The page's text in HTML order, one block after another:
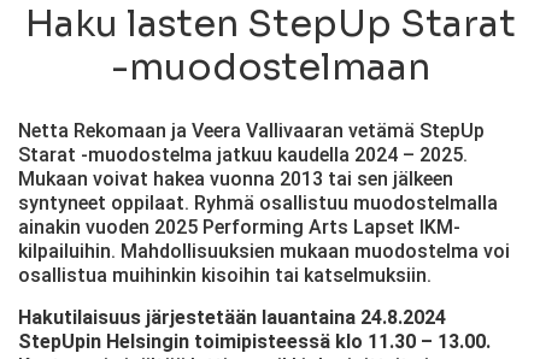
Haku lasten StepUp Starat
-muodostelmaan
Netta Rekomaan ja Veera Vallivaaran vetämä StepUp
Starat -muodostelma jatkuu kaudella 2024 – 2025.
Mukaan voivat hakea vuonna 2013 tai sen jälkeen
syntyneet oppilaat. Ryhmä osallistuu muodostelmalla
ainakin vuoden 2025 Performing Arts Lapset IKM-
kilpailuihin. Mahdollisuuksien mukaan muodostelma voi
osallistua muihinkin kisoihin tai katselmuksiin.
Hakutilaisuus järjestetään lauantaina 24.8.2024
StepUpin Helsingin toimipisteessä klo 11.30 – 13.00.